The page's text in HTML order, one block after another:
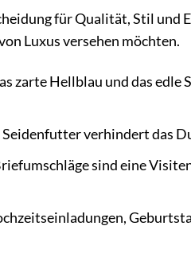
für Qualität, Stil und
Luxus versehen möchten.
zarte Hellblau und das
Seidenfutter verhindert das
sind eine